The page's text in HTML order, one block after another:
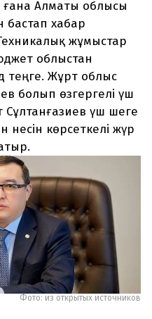
Алматы облысы
бастап хабар
жұмыстар
облыстан
теңге. Жұрт облыс
болып өзгергелі үш
үш шеге
несін көрсеткелі жүр
Фото: из открытых источников